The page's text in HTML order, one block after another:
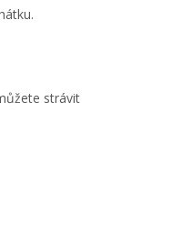
strávit